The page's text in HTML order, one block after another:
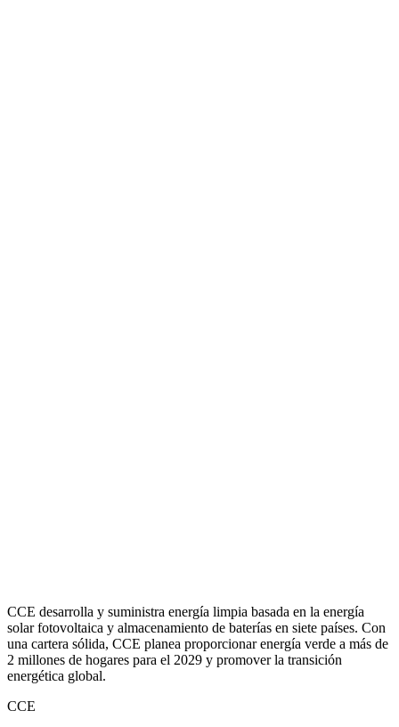
CCE desarrolla y suministra energía limpia basada en la energía
solar fotovoltaica y almacenamiento de baterías en siete países. Con
una cartera sólida, CCE planea proporcionar energía verde a más de
2 millones de hogares para el 2029 y promover la transición
energética global.
CCE